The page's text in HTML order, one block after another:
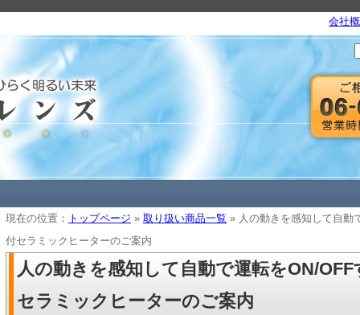
会社
現在の位置： トップページ » 取り扱い商品一覧 » 人の動きを感知して自動
付セラミックヒーターのご案内
人の動きを感知して自動で運転をON/
セラミックヒーターのご案内